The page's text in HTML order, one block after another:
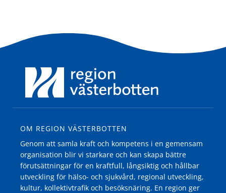
OM REGION VÄSTERBOTTEN
Genom att samla kraft och kompetens i en gemensam
organisation blir vi starkare och kan skapa bättre
förutsättningar för en kraftfull, långsiktig och hållbar
utveckling för hälso- och sjukvård, regional utveckling,
kultur, kollektivtrafik och besöksnäring. En region ger